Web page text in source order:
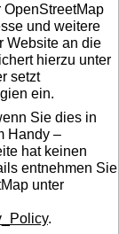
und weitere
Website an die
hierzu unter
setzt
ein.
Sie dies in
Handy –
hat keinen
entnehmen Sie
unter
.